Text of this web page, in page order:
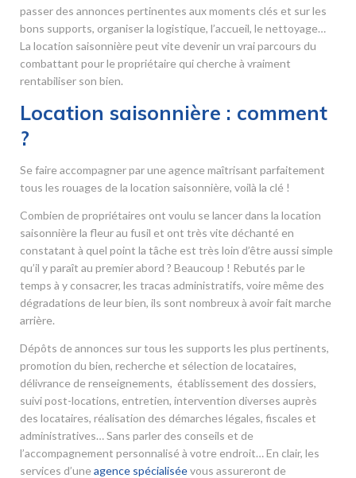
passer des annonces pertinentes aux moments clés et sur les
bons supports, organiser la logistique, l’accueil, le nettoyage…
La location saisonnière peut vite devenir un vrai parcours du
combattant pour le propriétaire qui cherche à vraiment
rentabiliser son bien.
Location saisonnière : comment
?
Se faire accompagner par une agence maîtrisant parfaitement
tous les rouages de la location saisonnière, voilà la clé !
Combien de propriétaires ont voulu se lancer dans la location
saisonnière la fleur au fusil et ont très vite déchanté en
constatant à quel point la tâche est très loin d’être aussi simple
qu’il y paraît au premier abord ? Beaucoup ! Rebutés par le
temps à y consacrer, les tracas administratifs, voire même des
dégradations de leur bien, ils sont nombreux à avoir fait marche
arrière.
Dépôts de annonces sur tous les supports les plus pertinents,
promotion du bien, recherche et sélection de locataires,
délivrance de renseignements, établissement des dossiers,
suivi post-locations, entretien, intervention diverses auprès
des locataires, réalisation des démarches légales, fiscales et
administratives… Sans parler des conseils et de
l’accompagnement personnalisé à votre endroit… En clair, les
services d’une agence spécialiséevous assureront de